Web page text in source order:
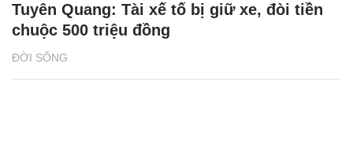
ĐỜI SỐNG
Tuyên Quang: Tài xế tố bị giữ xe, đòi tiền
chuộc 500 triệu đồng